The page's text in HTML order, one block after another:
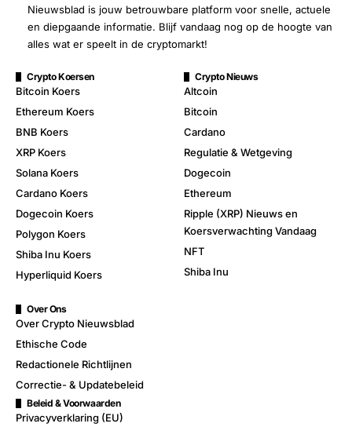
Nieuwsblad is jouw betrouwbare platform voor snelle, actuele
en diepgaande informatie. Blijf vandaag nog op de hoogte van
alles wat er speelt in de cryptomarkt!
Crypto Koersen
Bitcoin Koers
Ethereum Koers
BNB Koers
XRP Koers
Solana Koers
Cardano Koers
Dogecoin Koers
Polygon Koers
Shiba Inu Koers
Hyperliquid Koers
Crypto Nieuws
Altcoin
Bitcoin
Cardano
Regulatie & Wetgeving
Dogecoin
Ethereum
Ripple (XRP) Nieuws en
Koersverwachting Vandaag
NFT
Shiba Inu
Over Ons
Over Crypto Nieuwsblad
Ethische Code
Redactionele Richtlijnen
Correctie- & Updatebeleid
Beleid & Voorwaarden
Privacyverklaring (EU)